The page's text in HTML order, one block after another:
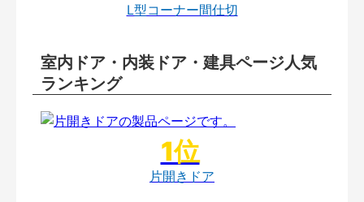
L型コーナー間仕切
室内ドア・内装ドア・建具ページ人気
ランキング
片開きドア